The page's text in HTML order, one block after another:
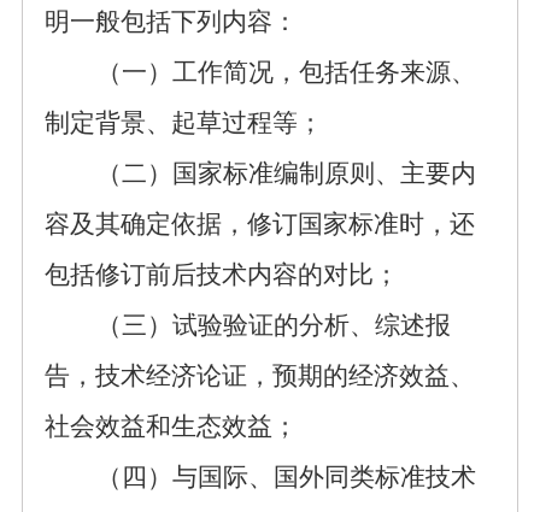
明一般包括下列内容：
（一）工作简况，包括任务来源、
制定背景、 起草过程等；
（二）国家标准编制原则、主要内
容及其确定依据， 修订国家标准时，还
包括修订前后技术内容的对比；
（三） 试验验证的分析、综述报
告，技术经济论证，预期的经济效益、
社会效益和生态效益；
（四）与国际、国外同类标准技术